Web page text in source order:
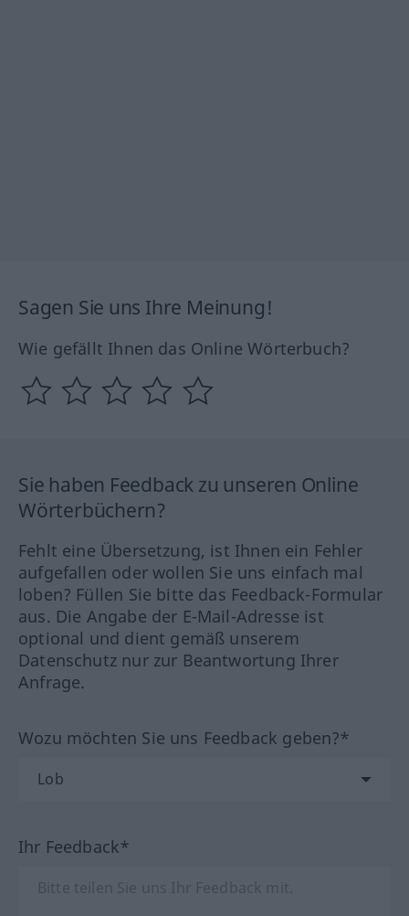
Sagen Sie uns Ihre Meinung!
Wie gefällt Ihnen das Online Wörterbuch?
Sie haben Feedback zu unseren Online
Wörterbüchern?
Fehlt eine Übersetzung, ist Ihnen ein Fehler
aufgefallen oder wollen Sie uns einfach mal
loben? Füllen Sie bitte das Feedback-Formular
aus. Die Angabe der E-Mail-Adresse ist
optional und dient gemäß unserem
Datenschutz nur zur Beantwortung Ihrer
Anfrage.
Wozu möchten Sie uns Feedback geben?*
Ihr Feedback*